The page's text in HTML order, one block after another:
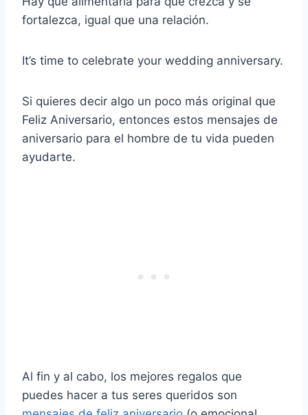
fortalezca, igual que una relación.
It’s time to celebrate your wedding anniversary.
Si quieres decir algo un poco más original que
Feliz Aniversario, entonces estos mensajes de
aniversario para el hombre de tu vida pueden
ayudarte.
Al fin y al cabo, los mejores regalos que
puedes hacer a tus seres queridos son